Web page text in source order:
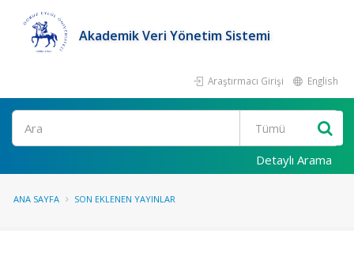
Akademik Veri Yönetim Sistemi
Araştırmacı Girişi English
Ara
Detaylı Arama
ANA SAYFA SON EKLENEN YAYINLAR